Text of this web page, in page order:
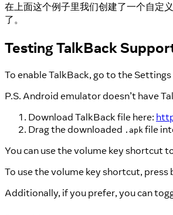
在上面这个例子里我们创建了一个自定
了。
Testing TalkBack
To enable TalkBack, go to the
P.S. Android emulator doesn’t have
Download TalkBack file here:
Drag the downloaded .apk file
You can use the volume key shortcut
To use the volume key shortcut,
Additionally, if you prefer, you can